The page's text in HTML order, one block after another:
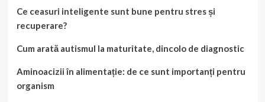
Ce ceasuri inteligente sunt bune pentru stres și
recuperare?
Cum arată autismul la maturitate, dincolo de diagnostic
Aminoacizii în alimentație: de ce sunt importanți pentru
organism